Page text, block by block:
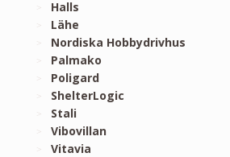
Halls
Lähe
Nordiska Hobbydrivhus
Palmako
Poligard
ShelterLogic
Stali
Vibovillan
Vitavia